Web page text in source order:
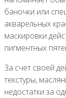
баночки или
акварельных
маскировки
пигментных
За счет своей
текстуры,
недостатки за